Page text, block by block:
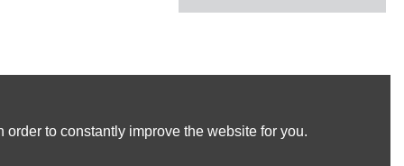
to constantly improve the website for you.